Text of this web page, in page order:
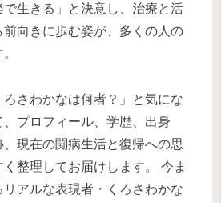
生きる」と決意し、治療と活
向きに歩む姿が、多くの人の
さわかなは何者？」と気にな
プロフィール、学歴、出身
現在の闘病生活と復帰への思
整理してお届けします。 今ま
アルな表現者・くろさわかな